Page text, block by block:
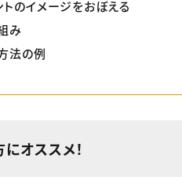
トのイメージをおぼえる
み
法の例
オススメ！